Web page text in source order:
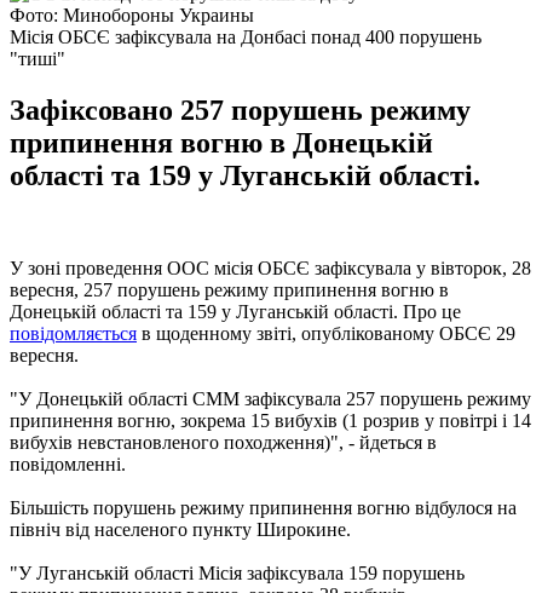
Фото: Минобороны Украины
Місія ОБСЄ зафіксувала на Донбасі понад 400 порушень
"тиші"
Зафіксовано 257 порушень режиму
припинення вогню в Донецькій
області та 159 у Луганській області.
У зоні проведення ООС місія ОБСЄ зафіксувала у вівторок, 28
вересня, 257 порушень режиму припинення вогню в
Донецькій області та 159 у Луганській області. Про це
повідомляється в щоденному звіті, опублікованому ОБСЄ 29
вересня.
"У Донецькій області СММ зафіксувала 257 порушень режиму
припинення вогню, зокрема 15 вибухів (1 розрив у повітрі і 14
вибухів невстановленого походження)", - йдеться в
повідомленні.
Більшість порушень режиму припинення вогню відбулося на
північ від населеного пункту Широкине.
"У Луганській області Місія зафіксувала 159 порушень